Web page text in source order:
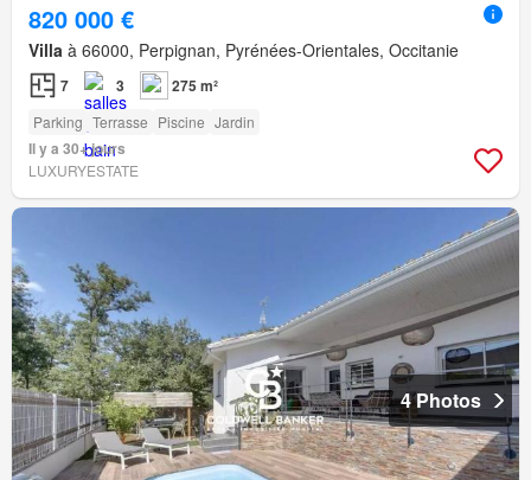
820 000 €
Villa à 66000, Perpignan, Pyrénées-Orientales, Occitanie
7 3 275 m²
Parking Terrasse Piscine Jardin
Il y a 30+ jours
LUXURYESTATE
4 Photos